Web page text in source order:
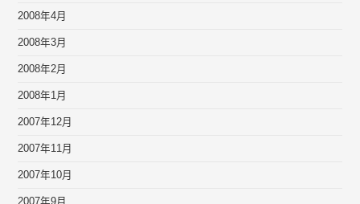
2008年4月
2008年3月
2008年2月
2008年1月
2007年12月
2007年11月
2007年10月
2007年9月